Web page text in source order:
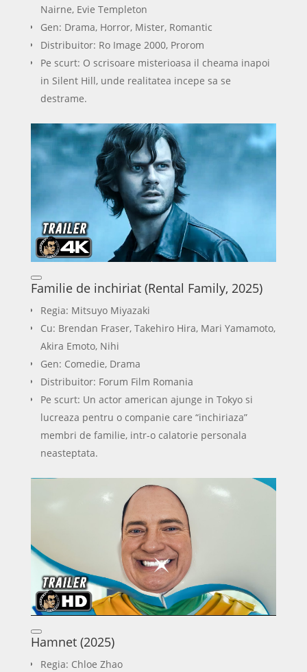
Nairne, Evie Templeton
Gen: Drama, Horror, Mister, Romantic
Distribuitor: Ro Image 2000, Prorom
Pe scurt: O scrisoare misterioasa il cheama inapoi
in Silent Hill, unde realitatea incepe sa se
destrame.
Familie de inchiriat (Rental Family, 2025)
Regia: Mitsuyo Miyazaki
Cu: Brendan Fraser, Takehiro Hira, Mari Yamamoto,
Akira Emoto, Nihi
Gen: Comedie, Drama
Distribuitor: Forum Film Romania
Pe scurt: Un actor american ajunge in Tokyo si
lucreaza pentru o companie care “inchiriaza”
membri de familie, intr-o calatorie personala
neasteptata.
Hamnet (2025)
Regia: Chloe Zhao